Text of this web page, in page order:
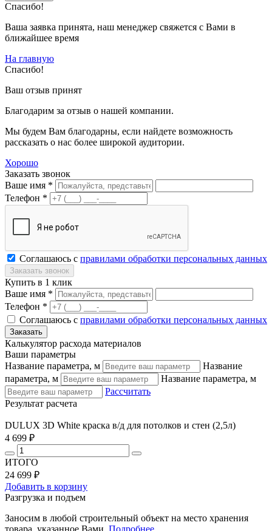
Спасибо!
Ваша заявка принята, наш менеджер свяжется с Вами в
ближайшее время
На главную
Спасибо!
Ваш отзыв принят
Благодарим за отзыв о нашей компании.
Мы будем Вам благодарны, если найдете возможность
рассказать о нас более широкой аудитории.
Хорошо
Заказать звонок
Ваше имя *
Телефон *
Соглашаюсь с правилами обработки персональных данных
Купить в 1 клик
Ваше имя *
Телефон *
Соглашаюсь с правилами обработки персональных данных
Калькулятор расхода материалов
Ваши параметры
Название параметра, м
Название
параметра, м
Название параметра, м
Рассчитать
Результат расчета
DULUX 3D White краска в/д для потолков и стен (2,5л)
4 699 ₽
ИТОГО
24 699 ₽
Добавить в корзину
Разгрузка и подъем
Заносим в любой строительный объект на место хранения
товара, указанное Вами. Подробнее